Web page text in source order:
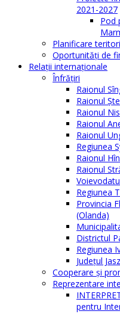
2021-2027
Pod
Planificare
Oportunităţi de
Relaţii internaţionale
Înfrăţiri
Raionul
Raionul
Raionul
Raionul
Raionul
Regiunea
Raionul
Raionul
Regiunea
Provincia
(Olanda)
Districtul
Regiunea
Judeţul
Cooperare şi
Reprezentare
pentru